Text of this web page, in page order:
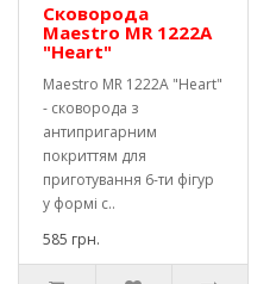
Сковорода
Maestro MR 1222A
"Heart"
Maestro MR 1222A "Heart"
- сковорода з
антипригарним
покриттям для
приготування 6-ти фігур
у формі с..
585 грн.